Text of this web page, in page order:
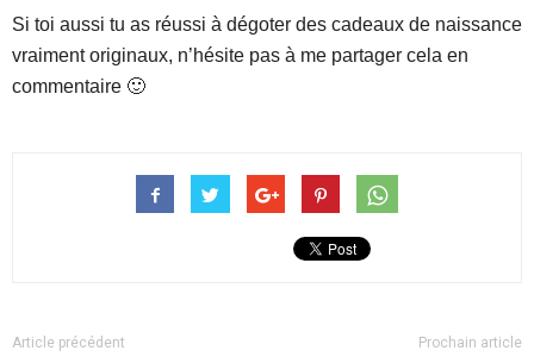
Si toi aussi tu as réussi à dégoter des cadeaux de naissance
vraiment originaux, n’hésite pas à me partager cela en
commentaire 🙂
Article précédent Prochain article